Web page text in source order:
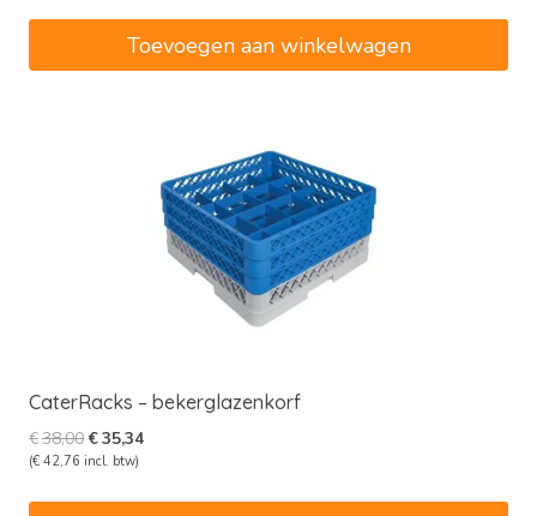
Toevoegen aan winkelwagen
CaterRacks – bekerglazenkorf
€38,00Oorspronkelijke
prijs
€35,34Huidige
(€ 42,76 incl. btw)